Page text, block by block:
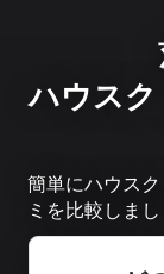
ハウスク
簡単にハウス
ミを比較しまし